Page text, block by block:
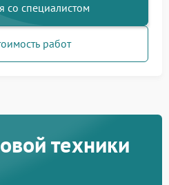
со специалистом
работ
техники